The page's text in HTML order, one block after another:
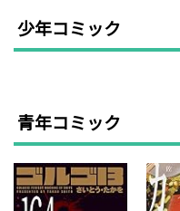
少年コミック
青年コミック